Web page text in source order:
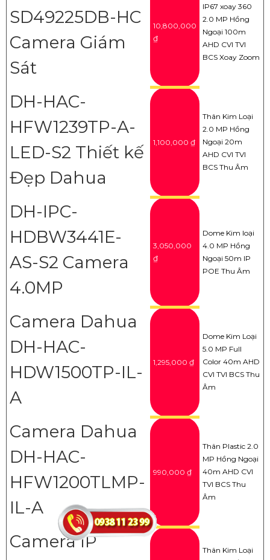
SD49225DB-HC
Camera Giám
Sát
10,800,000
₫
IP67 xoay 360
2.0 MP Hồng
Ngoại 100m
AHD CVI TVI
BCS Xoay Zoom
DH-HAC-
HFW1239TP-A-
LED-S2 Thiết kế
Đẹp Dahua
1,100,000 ₫
Thân Kim Loại
2.0 MP Hồng
Ngoại 20m
AHD CVI TVI
BCS Thu Âm
DH-IPC-
HDBW3441E-
AS-S2 Camera
4.0MP
3,050,000
₫
Dome Kim loại
4.0 MP Hồng
Ngoại 50m IP
POE Thu Âm
Camera Dahua
DH-HAC-
HDW1500TP-IL-
A
1,295,000 ₫
Dome Kim Loại
5.0 MP Full
Color 40m AHD
CVI TVI BCS Thu
Âm
Camera Dahua
DH-HAC-
HFW1200TLMP-
IL-A
990,000 ₫
Thân Plastic 2.0
MP Hồng Ngoại
40m AHD CVI
TVI BCS Thu
Âm
Camera IP
Thân Kim Loại